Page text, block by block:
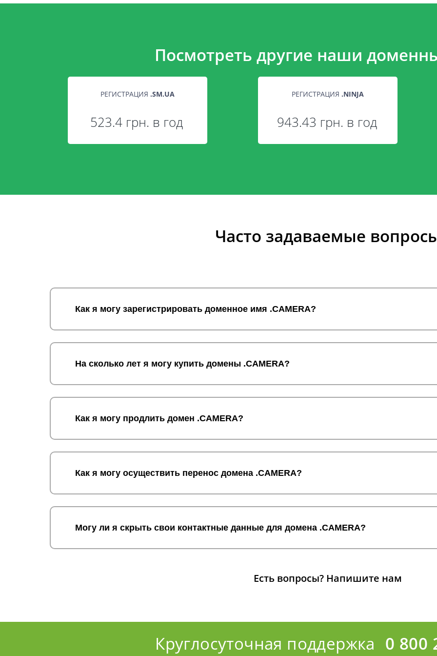
Посмотреть другие наши
РЕГИСТРАЦИЯ .SM.UA
523.4 грн. в год
РЕГИСТРАЦИЯ .NINJA
943.43 грн. в год
Часто задаваемые
Как я могу зарегистрировать доменное имя .CAMERA?
На сколько лет я могу купить домены .CAMERA?
Как я могу продлить домен .CAMERA?
Как я могу осуществить перенос домена .CAMERA?
Могу ли я скрыть свои контактные данные для домена .CAMERA?
Есть вопросы? Напишите нам
Круглосуточная поддержка 0 800